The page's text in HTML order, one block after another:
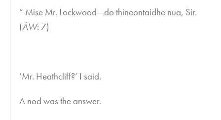
“ Mise Mr. Lockwood—do thineontaidhe nua, Sir.
(ÁW: 7)
‘Mr. Heathcliff?’ I said.
A nod was the answer.